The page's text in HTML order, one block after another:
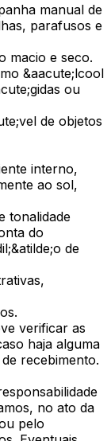
manual de
parafusos e
macio e seco.
&aacute;lcool
ou
de objetos
interno,
ao sol,
tonalidade
do
de
verificar as
haja alguma
recebimento.
no ato da
pelo